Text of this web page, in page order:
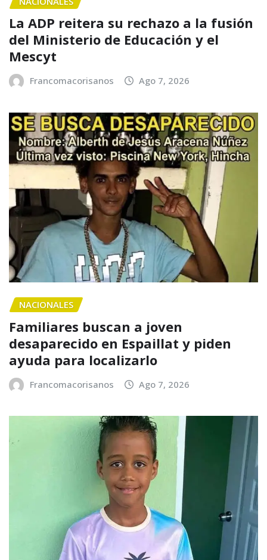
La ADP reitera su rechazo a la fusión
del Ministerio de Educación y el
Mescyt
Francomacorisanos Ago 7, 2026
NACIONALES
Familiares buscan a joven
desaparecido en Espaillat y piden
ayuda para localizarlo
Francomacorisanos Ago 7, 2026